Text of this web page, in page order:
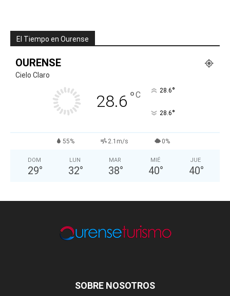
El Tiempo en Ourense
OURENSE
Cielo Claro
28.6 °C 28.6°
28.6°
55% 2.1m/s 0%
DOM
29°
LUN
32°
MAR
38°
MIÉ
40°
JUE
40°
SOBRE NOSOTROS